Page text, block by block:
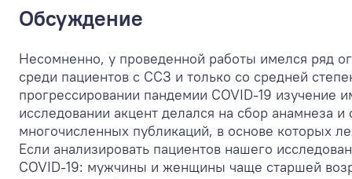
Обсуждение
Несомненно, у проведенной работы имелся ряд
среди пациентов с ССЗ и только со средней
прогрессировании пандемии COVID-19
исследовании акцент делался на сбор анамнеза
многочисленных публикаций, в основе которых
Если анализировать пациентов нашего
COVID-19: мужчины и женщины чаще старшей